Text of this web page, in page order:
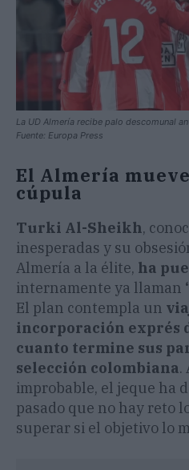
La UD Almería recibe palo descomunal
Fuente: Europa Press
El Almería
cúpula
Turki Al-Sheikh,
inesperadas y su
Almería a la élite, ha
internamente ya llaman
El plan contempla un
incorporación exprés
cuanto termine sus
selección colombiana.
improbable, el jeque ha
pasado que no hay reto
superar si el objetivo lo